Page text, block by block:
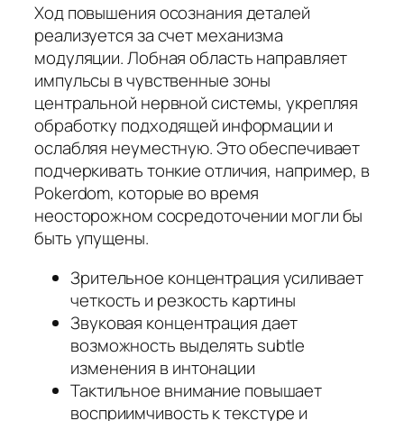
Ход повышения осознания деталей
реализуется за счет механизма
модуляции. Лобная область направляет
импульсы в чувственные зоны
центральной нервной системы, укрепляя
обработку подходящей информации и
ослабляя неуместную. Это обеспечивает
подчеркивать тонкие отличия, например, в
Pokerdom, которые во время
неосторожном сосредоточении могли бы
быть упущены.
Зрительное концентрация усиливает
четкость и резкость картины
Звуковая концентрация дает
возможность выделять subtle
изменения в интонации
Тактильное внимание повышает
восприимчивость к текстуре и